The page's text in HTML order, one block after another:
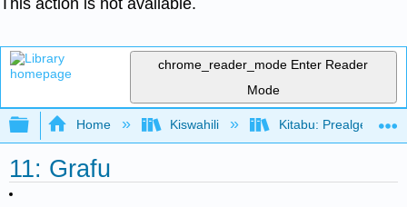
This action is not available.
chrome_reader_mode Enter Reader
Mode
Expand/collapse global hierarchy
Home Kiswahili Kitabu: Prealgebra
11: Grafu